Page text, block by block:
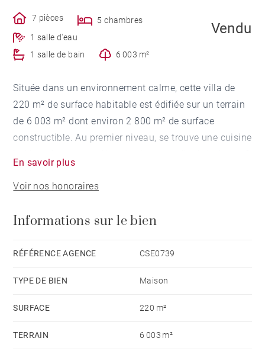
7 pièces
5 chambres
1 salle d'eau
1 salle de bain
6 003 m²
Vendu
Située dans un environnement calme, cette villa de
220 m² de surface habitable est édifiée sur un terrain
de 6 003 m² dont environ 2 800 m² de surface
constructible. Au premier niveau, se trouve une cuisine
chambres. On accède au niveau inférieur par
ascenseur ou par un escalier, pour trouver une autre
chambres avec une salle d'eau.
bien.
En savoir plus
Voir nos honoraires
Informations sur le bien
RÉFÉRENCE AGENCE CSE0739
TYPE DE BIEN Maison
SURFACE 220 m²
TERRAIN 6 003 m²